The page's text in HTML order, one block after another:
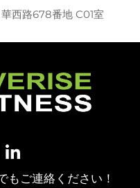
西路678番地 C01室
もご連絡ください！